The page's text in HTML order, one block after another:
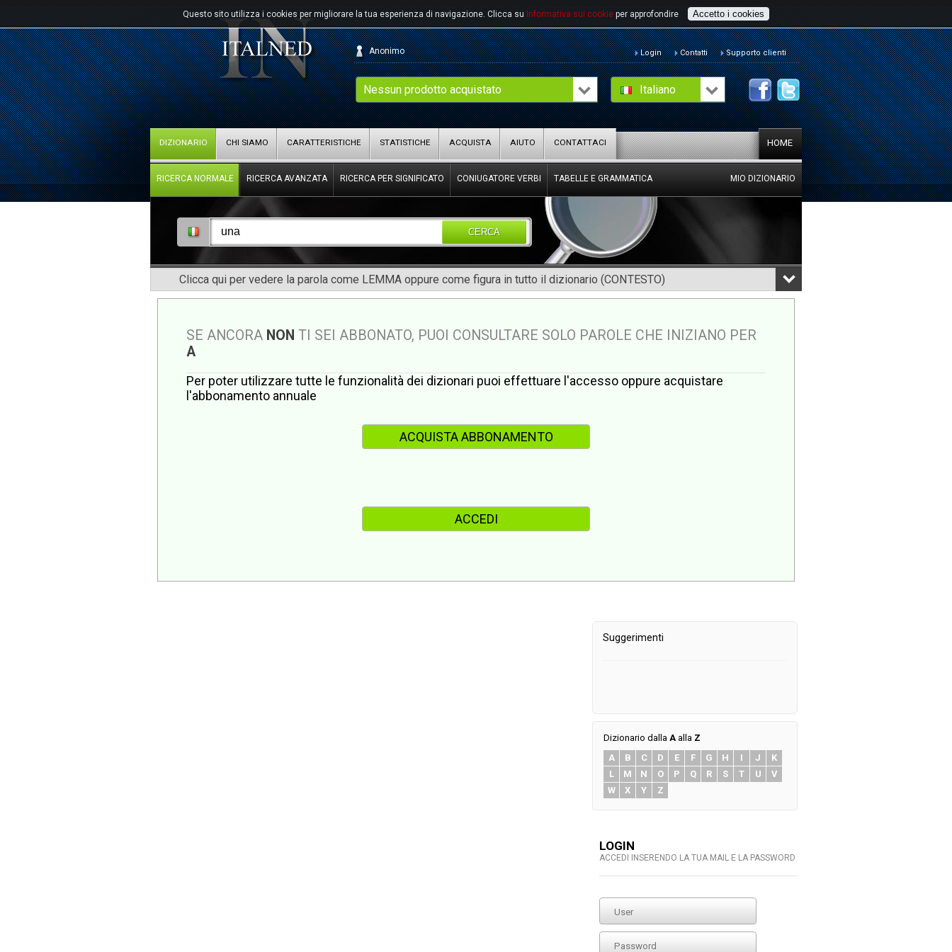
Questo sito utilizza i cookies per migliorare la tua esperienza di navigazione. Clicca su Informativa sui cookie per approfondire Accetto i cookies
Italiano
Nessun prodotto acquistato
Anonimo Login Contatti Supporto clienti
HOME
DIZIONARIO CHI SIAMO CARATTERISTICHE STATISTICHE ACQUISTA AIUTO CONTATTACI
RICERCA NORMALE RICERCA AVANZATA RICERCA PER SIGNIFICATO CONIUGATORE VERBI TABELLE E GRAMMATICA MIO DIZIONARIO
CERCA
Clicca qui per vedere la parola come LEMMA oppure come figura in tutto il dizionario (CONTESTO)
SE ANCORA NON TI SEI ABBONATO, PUOI CONSULTARE SOLO PAROLE CHE INIZIANO PER
A
Per poter utilizzare tutte le funzionalità dei dizionari puoi effettuare l'accesso oppure acquistare
l'abbonamento annuale
ACQUISTA ABBONAMENTO
ACCEDI
Suggerimenti
Dizionario dalla A alla Z
A
B C D E F G H I J
K
L
M N O P Q R S T U
V
W
X Y Z
LOGIN
ACCEDI INSERENDO LA TUA MAIL E LA PASSWORD